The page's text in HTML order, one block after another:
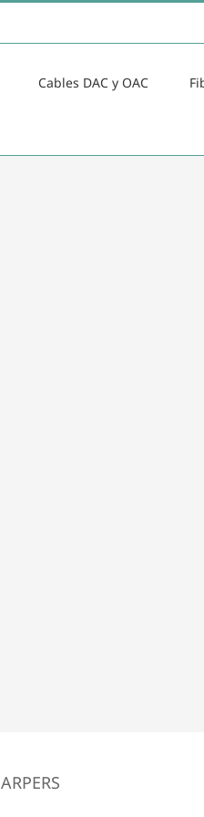
Cables DAC y OAC
ARPERS